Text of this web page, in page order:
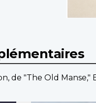
de "The Old